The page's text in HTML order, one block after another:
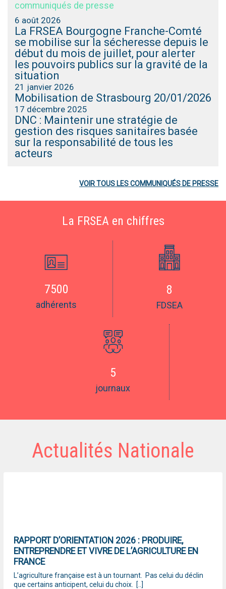
communiqués de presse
6 août 2026
La FRSEA Bourgogne Franche-Comté
se mobilise sur la sécheresse depuis le
début du mois de juillet, pour alerter
les pouvoirs publics sur la gravité de la
situation
21 janvier 2026
Mobilisation de Strasbourg 20/01/2026
17 décembre 2025
DNC : Maintenir une stratégie de
gestion des risques sanitaires basée
sur la responsabilité de tous les
acteurs
VOIR TOUS LES COMMUNIQUÉS DE PRESSE
La FRSEA en chiffres
7500
adhérents
8
FDSEA
5
journaux
Actualités Nationale
RAPPORT D’ORIENTATION 2026 : PRODUIRE,
ENTREPRENDRE ET VIVRE DE L’AGRICULTURE EN
FRANCE
L’agriculture française est à un tournant. Pas celui du déclin
que certains anticipent, celui du choix. [..]